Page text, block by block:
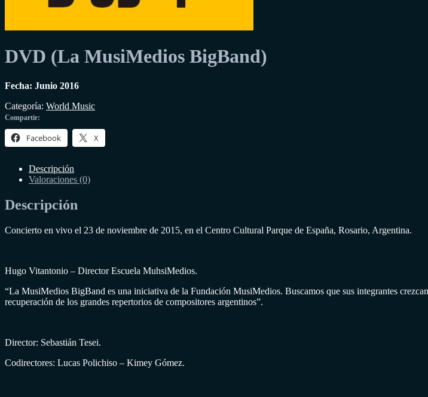
DVD (La MusiMedios BigBand)
Fecha: Junio 2016
Categoría: World Music
Compartir:
Facebook X
Descripción
Valoraciones (0)
Descripción
Concierto en vivo el 23 de noviembre de 2015, en el Centro Cultural Parque de España, Rosario, Argentina.
Hugo Vitantonio – Director Escuela MuhsiMedios.
“La MusiMedios BigBand es una iniciativa de la Fundación MusiMedios. Buscamos que sus integrantes
recuperación de los grandes repertorios de compositores argentinos”.
Director: Sebastián Tesei.
Codirectores: Lucas Polichiso – Kimey Gómez.